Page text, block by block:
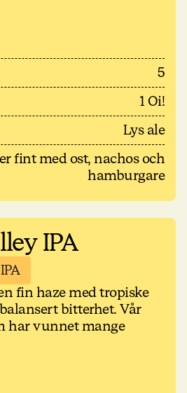
5
1 Oi!
Lys ale
fint med ost, nachos och
hamburgare
IPA
IPA
fin haze med tropiske
bitterhet. Vår
har vunnet mange